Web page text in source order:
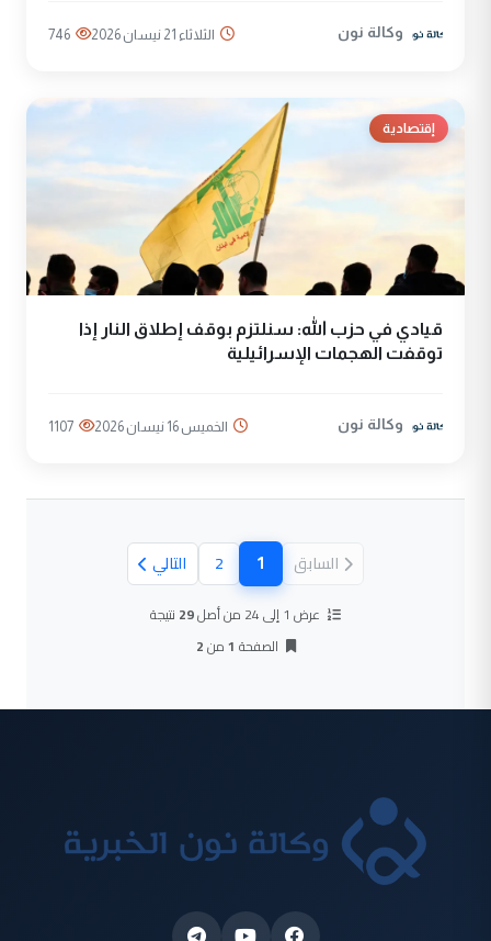
وكالة نون الثلاثاء 21 نيسان 2026 746
إقتصادية
قيادي في حزب الله: سنلتزم بوقف إطلاق النار إذا
توقفت الهجمات الإسرائيلية
وكالة نون الخميس 16 نيسان 2026 1107
السابق 1
(الصفحة الحالية)
2 التالي
عرض 1 إلى 24 من أصل 29 نتيجة
الصفحة 1من2